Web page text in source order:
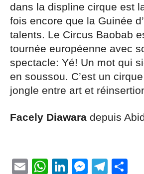
dans la displine cirque est
fois encore que la Guinée
talents. Le Circus Baobab
tournée européenne avec
spectacle: Yé! Un mot qui
en soussou. C’est un
jongle entre art et
Facely Diawara depuis
EmailWhatsApp
LinkedIn